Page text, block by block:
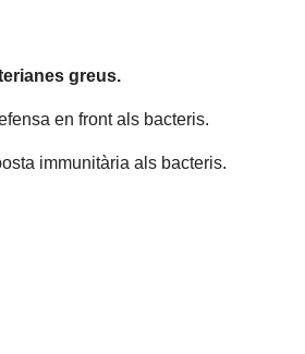
greus.
en front als bacteris.
immunitària als bacteris.